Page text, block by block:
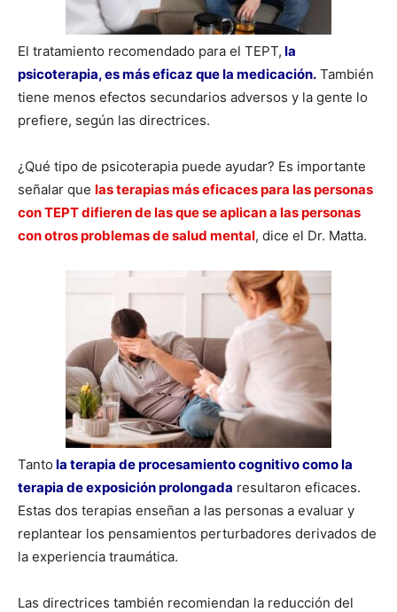
El tratamiento recomendado para el TEPT, la
psicoterapia, es más eficaz que la medicación. También
tiene menos efectos secundarios adversos y la gente lo
prefiere, según las directrices.
¿Qué tipo de psicoterapia puede ayudar? Es importante
señalar que las terapias más eficaces para las personas
con TEPT difieren de las que se aplican a las personas
con otros problemas de salud mental, dice el Dr. Matta.
Tanto la terapia de procesamiento cognitivo como la
terapia de exposición prolongada resultaron eficaces.
Estas dos terapias enseñan a las personas a evaluar y
replantear los pensamientos perturbadores derivados de
la experiencia traumática.
Las directrices también recomiendan la reducción del